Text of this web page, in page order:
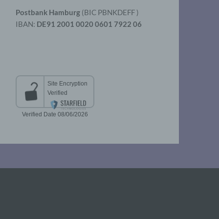
Postbank Hamburg (BIC PBNKDEFF )
IBAN: DE91 2001 0020 0601 7922 06